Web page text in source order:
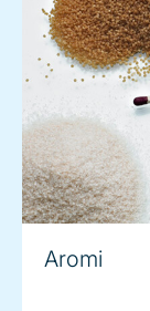
Aromi